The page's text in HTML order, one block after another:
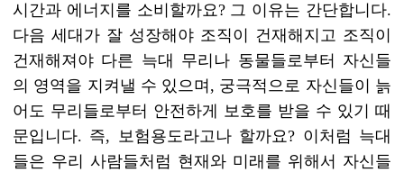
시간과 에너지를 소비할까요? 그 이유는 간단합니다.
다음 세대가 잘 성장해야 조직이 건재해지고 조직이
건재해져야 다른 늑대 무리나 동물들로부터 자신들
의 영역을 지켜낼 수 있으며, 궁극적으로 자신들이 늙
어도 무리들로부터 안전하게 보호를 받을 수 있기 때
문입니다. 즉, 보험용도라고나 할까요? 이처럼 늑대
들은 우리 사람들처럼 현재와 미래를 위해서 자신들